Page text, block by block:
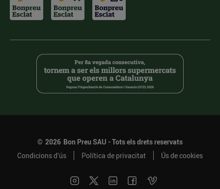
© 2026 Bon Preu SAU - Tots els drets reservats
Condicions d’ús
Política de privacitat Ús de cookies